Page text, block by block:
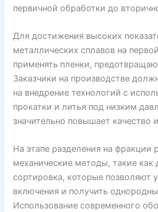
первичной обработки до
Для достижения высоких
металлических сплавов на
применять пленки,
Заказчики на производстве
на внедрение технологий с
прокатки и литья под низким
значительно повышает качество
На этапе разделения на фракции
механические методы, такие как
сортировка, которые позволяют
включения и получить
Использование современного